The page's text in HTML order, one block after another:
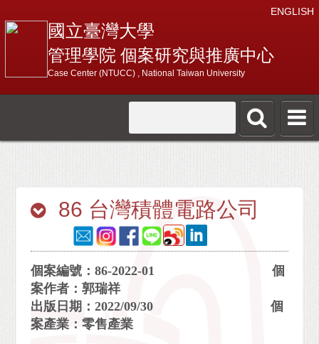
ENGLISH
國立臺灣大學
管理學院 個案研究與推廣中心
Case Center (NTUCC) , National Taiwan University
86 台灣積體電路公司
個案編號：86-2022-01 個
案作者：郭瑞祥
出版日期：2022/09/30 個
案產業：零售產業